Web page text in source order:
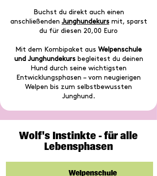
Buchst du direkt auch einen
anschließenden Junghundekursmit, sparst
du für diesen 20,00 Euro
Mit dem Kombipaket aus Welpenschule
und Junghundekursbegleitest du deinen
Hund durch seine wichtigsten
Entwicklungsphasen – vom neugierigen
Welpen bis zum selbstbewussten
Junghund.
Wolf's Instinkte - für alle
Lebensphasen
Welpenschule